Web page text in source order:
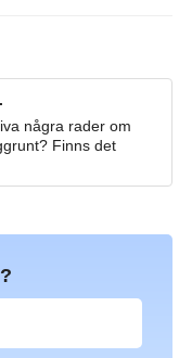
några rader om
Finns det